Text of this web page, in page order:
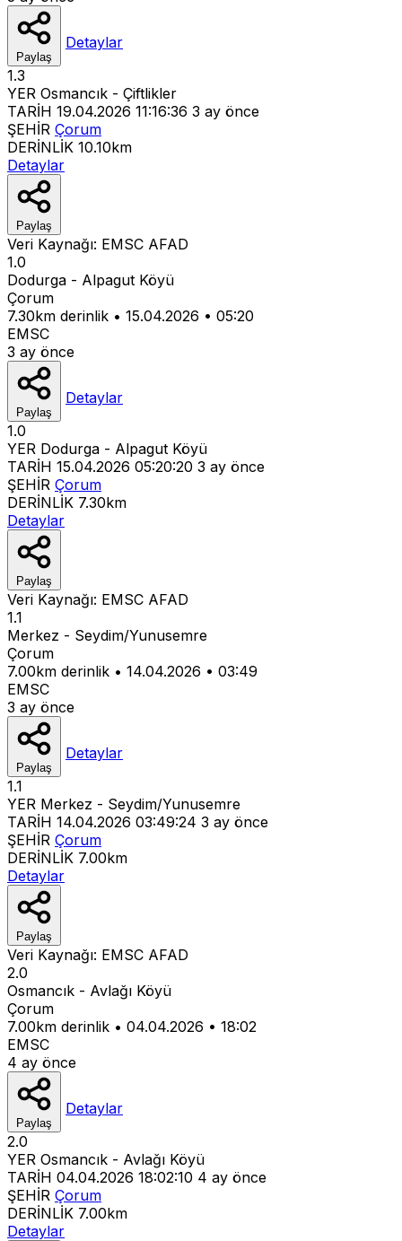
Paylaş
Detaylar
1.3
YER Osmancık - Çiftlikler
TARİH 19.04.2026 11:16:36 3 ay önce
ŞEHİR Çorum
DERİNLİK 10.10km
Detaylar
Paylaş
Veri Kaynağı: EMSC AFAD
1.0
Dodurga - Alpagut Köyü
Çorum
7.30km derinlik • 15.04.2026 • 05:20
EMSC
3 ay önce
Paylaş
Detaylar
1.0
YER Dodurga - Alpagut Köyü
TARİH 15.04.2026 05:20:20 3 ay önce
ŞEHİR Çorum
DERİNLİK 7.30km
Detaylar
Paylaş
Veri Kaynağı: EMSC AFAD
1.1
Merkez - Seydim/Yunusemre
Çorum
7.00km derinlik • 14.04.2026 • 03:49
EMSC
3 ay önce
Paylaş
Detaylar
1.1
YER Merkez - Seydim/Yunusemre
TARİH 14.04.2026 03:49:24 3 ay önce
ŞEHİR Çorum
DERİNLİK 7.00km
Detaylar
Paylaş
Veri Kaynağı: EMSC AFAD
2.0
Osmancık - Avlağı Köyü
Çorum
7.00km derinlik • 04.04.2026 • 18:02
EMSC
4 ay önce
Paylaş
Detaylar
2.0
YER Osmancık - Avlağı Köyü
TARİH 04.04.2026 18:02:10 4 ay önce
ŞEHİR Çorum
DERİNLİK 7.00km
Detaylar